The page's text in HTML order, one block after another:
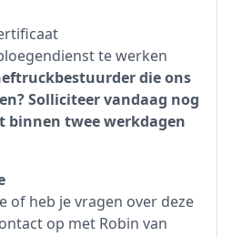
te werken
die ons
Solliciteer vandaag nog
binnen twee werkdagen
of heb je vragen over deze
op met Robin van